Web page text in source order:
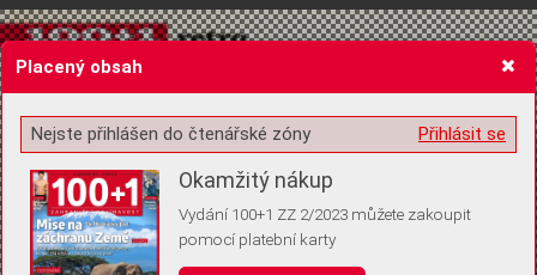
Žádost o souhlas s ukládáním volitelných informací
Placený obsah
Přihlásit se
Nejste přihlášen do čtenářské zóny
Okamžitý nákup
Vydání 100+1 ZZ 2/2023 můžete zakoupit
pomocí platební karty